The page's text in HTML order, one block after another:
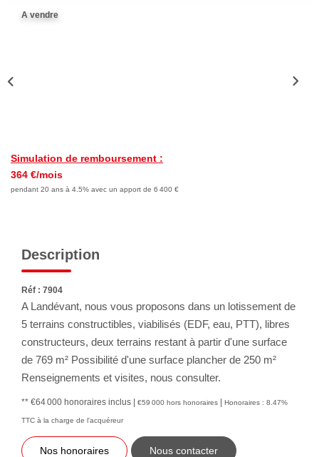
A vendre
Simulation de remboursement :
364 €/mois
pendant 20 ans à 4.5% avec un apport de 6 400 €
Description
Réf : 7904
A Landévant, nous vous proposons dans un lotissement de
5 terrains constructibles, viabilisés (EDF, eau, PTT), libres
constructeurs, deux terrains restant à partir d'une surface
de 769 m² Possibilité d'une surface plancher de 250 m²
Renseignements et visites, nous consulter.
** €64 000 honoraires inclus | €59 000 hors honoraires | Honoraires : 8.47%
TTC à la charge de l'acquéreur
Nos honoraires Nous contacter